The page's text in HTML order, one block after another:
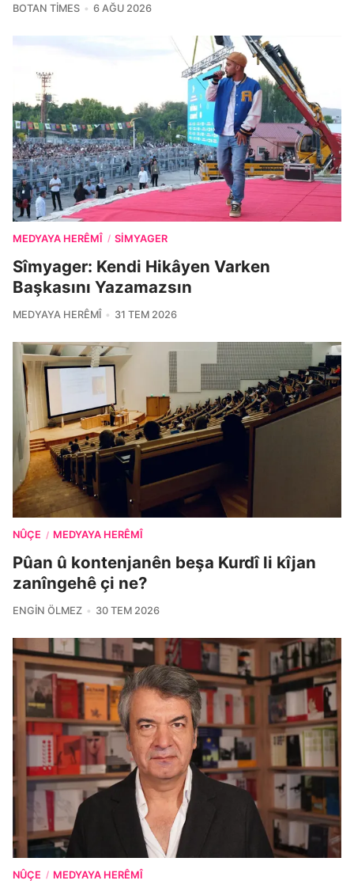
BOTAN TIMES 6 AĞU 2026
MEDYAYA HERÊMÎ / SIMYAGER
Sîmyager: Kendi Hikâyen Varken
Başkasını Yazamazsın
MEDYAYA HERÊMÎ 31 TEM 2026
NÛÇE / MEDYAYA HERÊMÎ
Pûan û kontenjanên beşa Kurdî li kîjan
zanîngehê çi ne?
ENGIN ÖLMEZ 30 TEM 2026
NÛÇE / MEDYAYA HERÊMÎ